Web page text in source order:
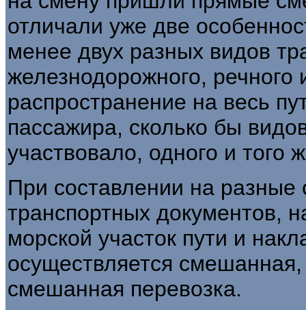
отличали уже две
менее двух разных видов
железнодорожного, речного
распространение на весь
пассажира, сколько бы
участвовало, одного и того
При составлении на разные
транспортных документов,
морской участок пути и
осуществляется
смешанная перевозка.